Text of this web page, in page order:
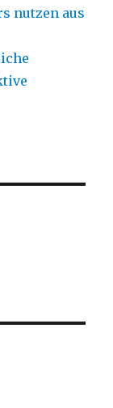
nutzen aus